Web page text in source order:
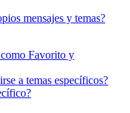
mensajes y temas?
Favorito y
a temas específicos?